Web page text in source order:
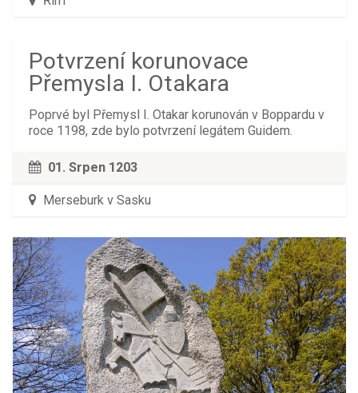
Potvrzení korunovace
Přemysla I. Otakara
Poprvé byl Přemysl I. Otakar korunován v Boppardu v
roce 1198, zde bylo potvrzení legátem Guidem.
01. Srpen 1203
Merseburk v Sasku